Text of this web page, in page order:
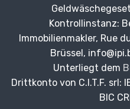
Kontrollinstanz:
Immobilienmakler, Rue
Brüssel,
Unterliegt dem
Drittkonto von C.I.T.F. srl:
BIC